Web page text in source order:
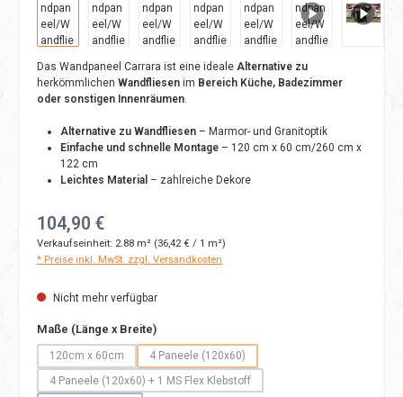
Das Wandpaneel Carrara ist eine ideale Alternative zu
herkömmlichen Wandfliesen im Bereich Küche, Badezimmer
oder sonstigen Innenräumen.
Alternative zu Wandfliesen– Marmor- und Granitoptik
Einfache und schnelle Montage – 120 cm x 60 cm/260 cm x
122 cm
Leichtes Material – zahlreiche Dekore
Regulärer Preis:
104,90 €
Verkaufseinheit: 2.88 m² (36,42 € / 1 m²)
* Preise inkl. MwSt. zzgl. Versandkosten
Nicht mehr verfügbar
Maße (Länge x Breite)auswählen
120cm x 60cm
(Diese Option ist zurzeit nicht verfügbar.)
4 Paneele (120x60)
(Diese Option ist zurzeit nicht verfügbar.)
4 Paneele (120x60) + 1 MS Flex Klebstoff
(Diese Option ist zurzeit nicht verfügbar.)